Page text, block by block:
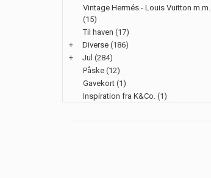
Vintage Hermés - Louis Vuitton m.m.
(15)
Til haven (17)
+
Diverse (186)
+
Jul (284)
Påske (12)
Gavekort (1)
Inspiration fra K&Co. (1)